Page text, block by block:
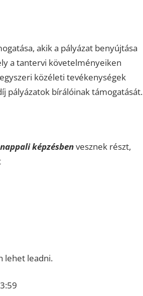
akik a pályázat benyújtása
a tantervi követelményeiken
közéleti tevékenységek
pályázatok bírálóinak támogatását.
nappali képzésbenvesznek részt,
lehet leadni.